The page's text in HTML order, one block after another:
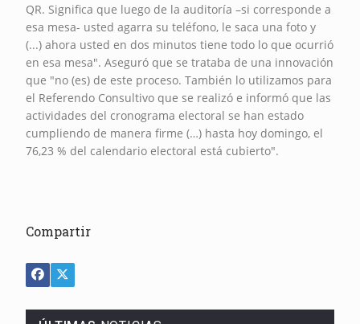
QR. Significa que luego de la auditoría –si corresponde a
esa mesa- usted agarra su teléfono, le saca una foto y
(...) ahora usted en dos minutos tiene todo lo que ocurrió
en esa mesa". Aseguró que se trataba de una innovación
que "no (es) de este proceso. También lo utilizamos para
el Referendo Consultivo que se realizó e informó que las
actividades del cronograma electoral se han estado
cumpliendo de manera firme (…) hasta hoy domingo, el
76,23 % del calendario electoral está cubierto".
Compartir